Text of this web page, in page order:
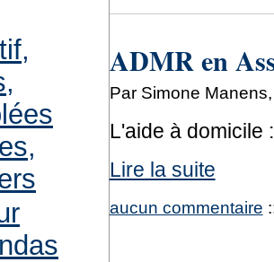
ADMR en
Par Simone
L'aide à domicile
Lire la suite
aucun commentaire